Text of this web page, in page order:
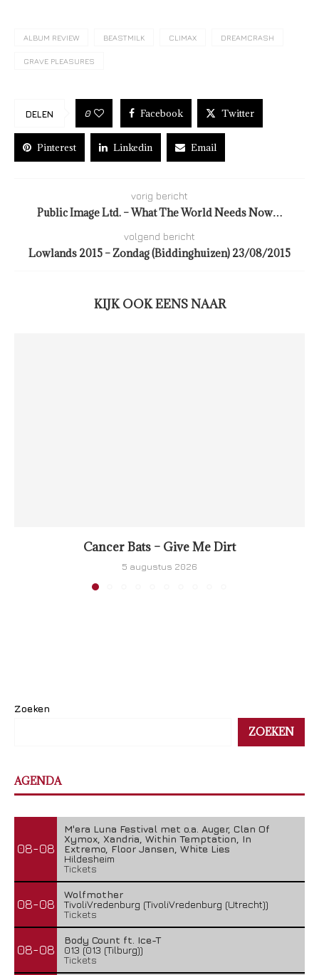
ALBUM REVIEW BEASTMILK CLIMAX DREAMCRASH
GRAVE PLEASURES
DELEN 0 Facebook Twitter
Pinterest Linkedin Email
vorig bericht
Public Image Ltd. – What The World Needs Now…
volgend bericht
Lowlands 2015 – Zondag (Biddinghuizen) 23/08/2015
KIJK OOK EENS NAAR
Cancer Bats – Give Me Dirt
5 augustus 2026
Zoeken
ZOEKEN
AGENDA
08-08
M'era Luna Festival met o.a. Auger, Clan Of
Xymox, Xandria, Within Temptation, In
Extremo, Floor Jansen, White Lies
Hildesheim
Tickets
08-08
Wolfmother
TivoliVredenburg (TivoliVredenburg (Utrecht))
Tickets
08-08
Body Count ft. Ice-T
013 (013 (Tilburg))
Tickets